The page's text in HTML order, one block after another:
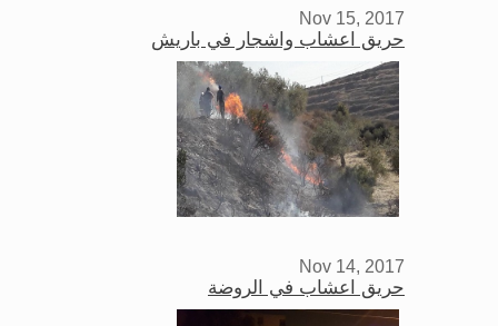
Nov 15, 2017
حريق اعشاب واشجار في باريش
Nov 14, 2017
حريق اعشاب في الروضة